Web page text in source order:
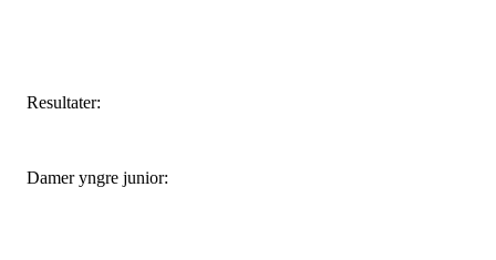
Resultater:
Damer yngre junior: